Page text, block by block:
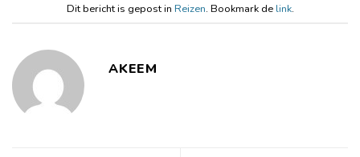
Dit bericht is gepost in Reizen. Bookmark delink.
AKEEM